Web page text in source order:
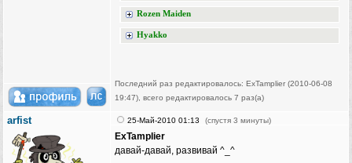
Rozen Maiden
Hyakko
Последний раз редактировалось: ExTamplier (2010-06-08
19:47), всего редактировалось 7 раз(а)
arfist 25-Май-2010 01:13 (спустя 3 минуты)
ExTamplier
давай-давай, развивай ^_^